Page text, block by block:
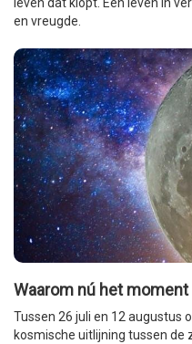
en vreugde.
Waarom nú het moment
Tussen 26 juli en 12 augustus
kosmische uitlijning tussen de